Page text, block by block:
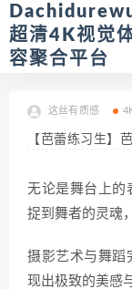
超清4K视觉
容聚合平台
这丝有质感
【芭蕾练习生】
无论是舞台上的
捉到舞者的灵魂
摄影艺术与舞蹈
现出极致的美感